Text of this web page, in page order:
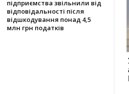
підприємства звільнили від
відповідальності після
відшкодування понад 4,5
млн грн податків